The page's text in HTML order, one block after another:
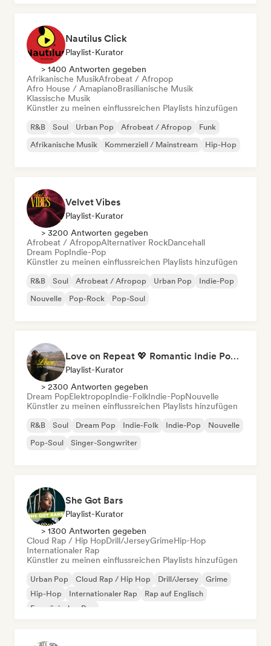
Nautilus Click
Playlist-Kurator
> 1400 Antworten gegeben
Afrikanische MusikAfrobeat / Afropop
Afro House / AmapianoBrasilianische Musik
Klassische Musik
Künstler zu meinen einflussreichen Playlists hinzufügen
R&B Soul Urban Pop Afrobeat / Afropop
Funk
Afrikanische Musik
Kommerziell / Mainstream Hip-Hop
Velvet Vibes
Playlist-Kurator
> 3200 Antworten gegeben
Afrobeat / AfropopAlternativer RockDancehall
Dream PopIndie-Pop
Künstler zu meinen einflussreichen Playlists hinzufügen
R&B Soul Afrobeat / Afropop Urban Pop
Indie-Pop
Nouvelle
Pop-Rock Pop-Soul
Love on Repeat 💖 Romantic Indie Pop, Neo Soul & Singer-Songwriter
Playlist-Kurator
> 2300 Antworten gegeben
Dream PopElektropopIndie-FolkIndie-PopNouvelle
Künstler zu meinen einflussreichen Playlists hinzufügen
R&B Soul Dream Pop Indie-Folk Indie-Pop
Nouvelle
Pop-Soul
Singer-Songwriter
She Got Bars
Playlist-Kurator
> 1300 Antworten gegeben
Cloud Rap / Hip HopDrill/JerseyGrimeHip-Hop
Internationaler Rap
Künstler zu meinen einflussreichen Playlists hinzufügen
Urban Pop Cloud Rap / Hip Hop Drill/Jersey
Grime
Hip-Hop
Internationaler Rap
Rap auf Englisch
Französischer Rap